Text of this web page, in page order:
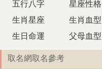
五行八字 星座性格
生肖星座
生肖血型
生日命運
父母血型
取名網取名參考